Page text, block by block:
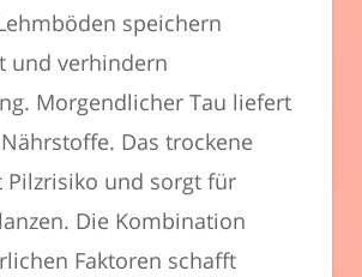
speichern
und verhindern
Morgendlicher Tau liefert
Das trockene
Pilzrisiko und sorgt für
Die Kombination
Faktoren schafft